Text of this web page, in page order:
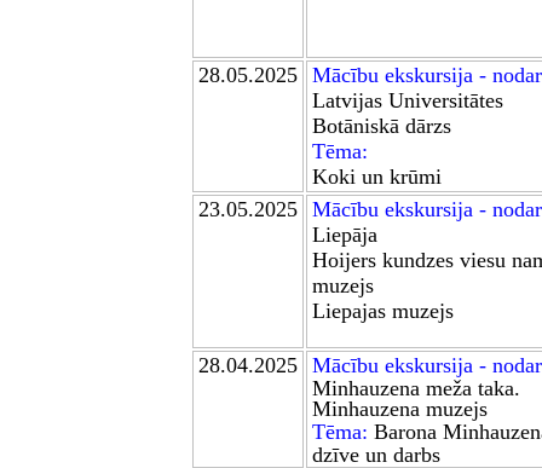
28.05.2025 Mācību ekskursija -
Latvijas Universitātes
Botāniskā dārzs
Tēma:
Koki un krūmi
23.05.2025 Mācību ekskursija -
Liepāja
Hoijers kundzes viesu
muzejs
Liepajas muzejs
28.04.2025 Mācību ekskursija -
Minhauzena meža taka.
Minhauzena muzejs
Tēma: Barona
dzīve un darbs